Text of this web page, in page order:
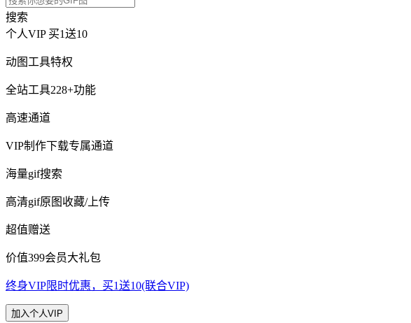
搜索
个人VIP 买1送10
动图工具特权
全站工具228+功能
高速通道
VIP制作下载专属通道
海量gif搜索
高清gif原图收藏/上传
超值赠送
价值399会员大礼包
终身VIP限时优惠，买1送10(联合VIP)
加入个人VIP